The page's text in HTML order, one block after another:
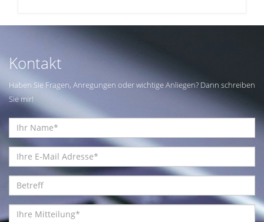
Kontakt
Haben Sie Fragen, Anregungen oder wichtige Anliegen? Dann schreiben
Sie mir!